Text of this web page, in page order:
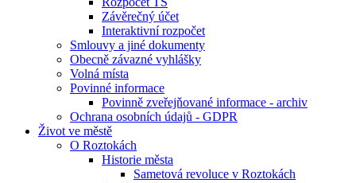
Závěrečný účet
Interaktivní rozpočet
Smlouvy a jiné dokumenty
Obecně závazné vyhlášky
Volná místa
Povinné informace
Povinně zveřejňované informace - archiv
Ochrana osobních údajů - GDPR
Život ve městě
O Roztokách
Historie města
Sametová revoluce v Roztokách